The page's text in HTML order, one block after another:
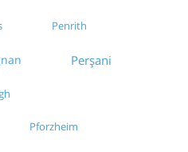
Penrith
Perșani
Pforzheim